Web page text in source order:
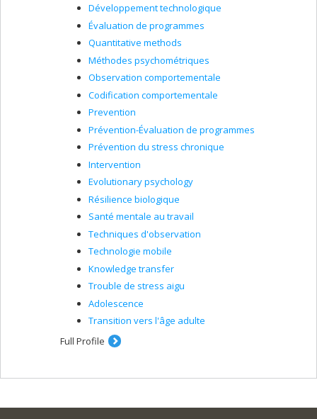
Développement technologique
Évaluation de programmes
Quantitative methods
Méthodes psychométriques
Observation comportementale
Codification comportementale
Prevention
Prévention-Évaluation de programmes
Prévention du stress chronique
Intervention
Evolutionary psychology
Résilience biologique
Santé mentale au travail
Techniques d'observation
Technologie mobile
Knowledge transfer
Trouble de stress aigu
Adolescence
Transition vers l'âge adulte
Full Profile